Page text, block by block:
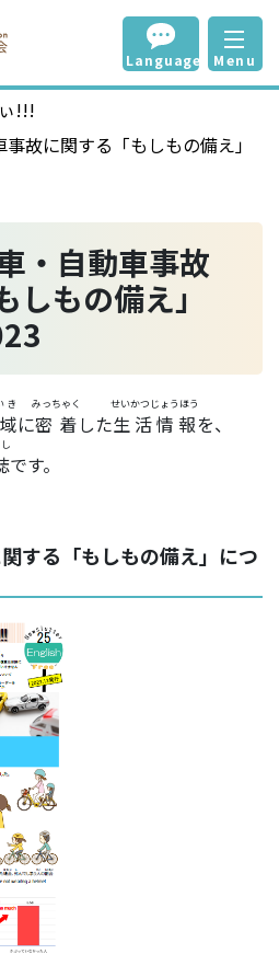
Language Menu
!!!
故に関する「もしもの備え」
・自動車事故
しもの備え」
2023
き
に密着
みっちゃく
した生活情報
せいかつじょうほう
を、
です。
する「もしもの備え」につ